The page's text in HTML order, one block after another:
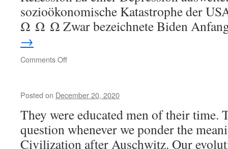
sozioökonomische Katastrophe der
Ω Ω Ω Zwar bezeichnete Biden
→
Comments Offon
Posted on December 20, 2020
They were educated men of their time.
question whenever we ponder the
Civilization after Auschwitz. Our